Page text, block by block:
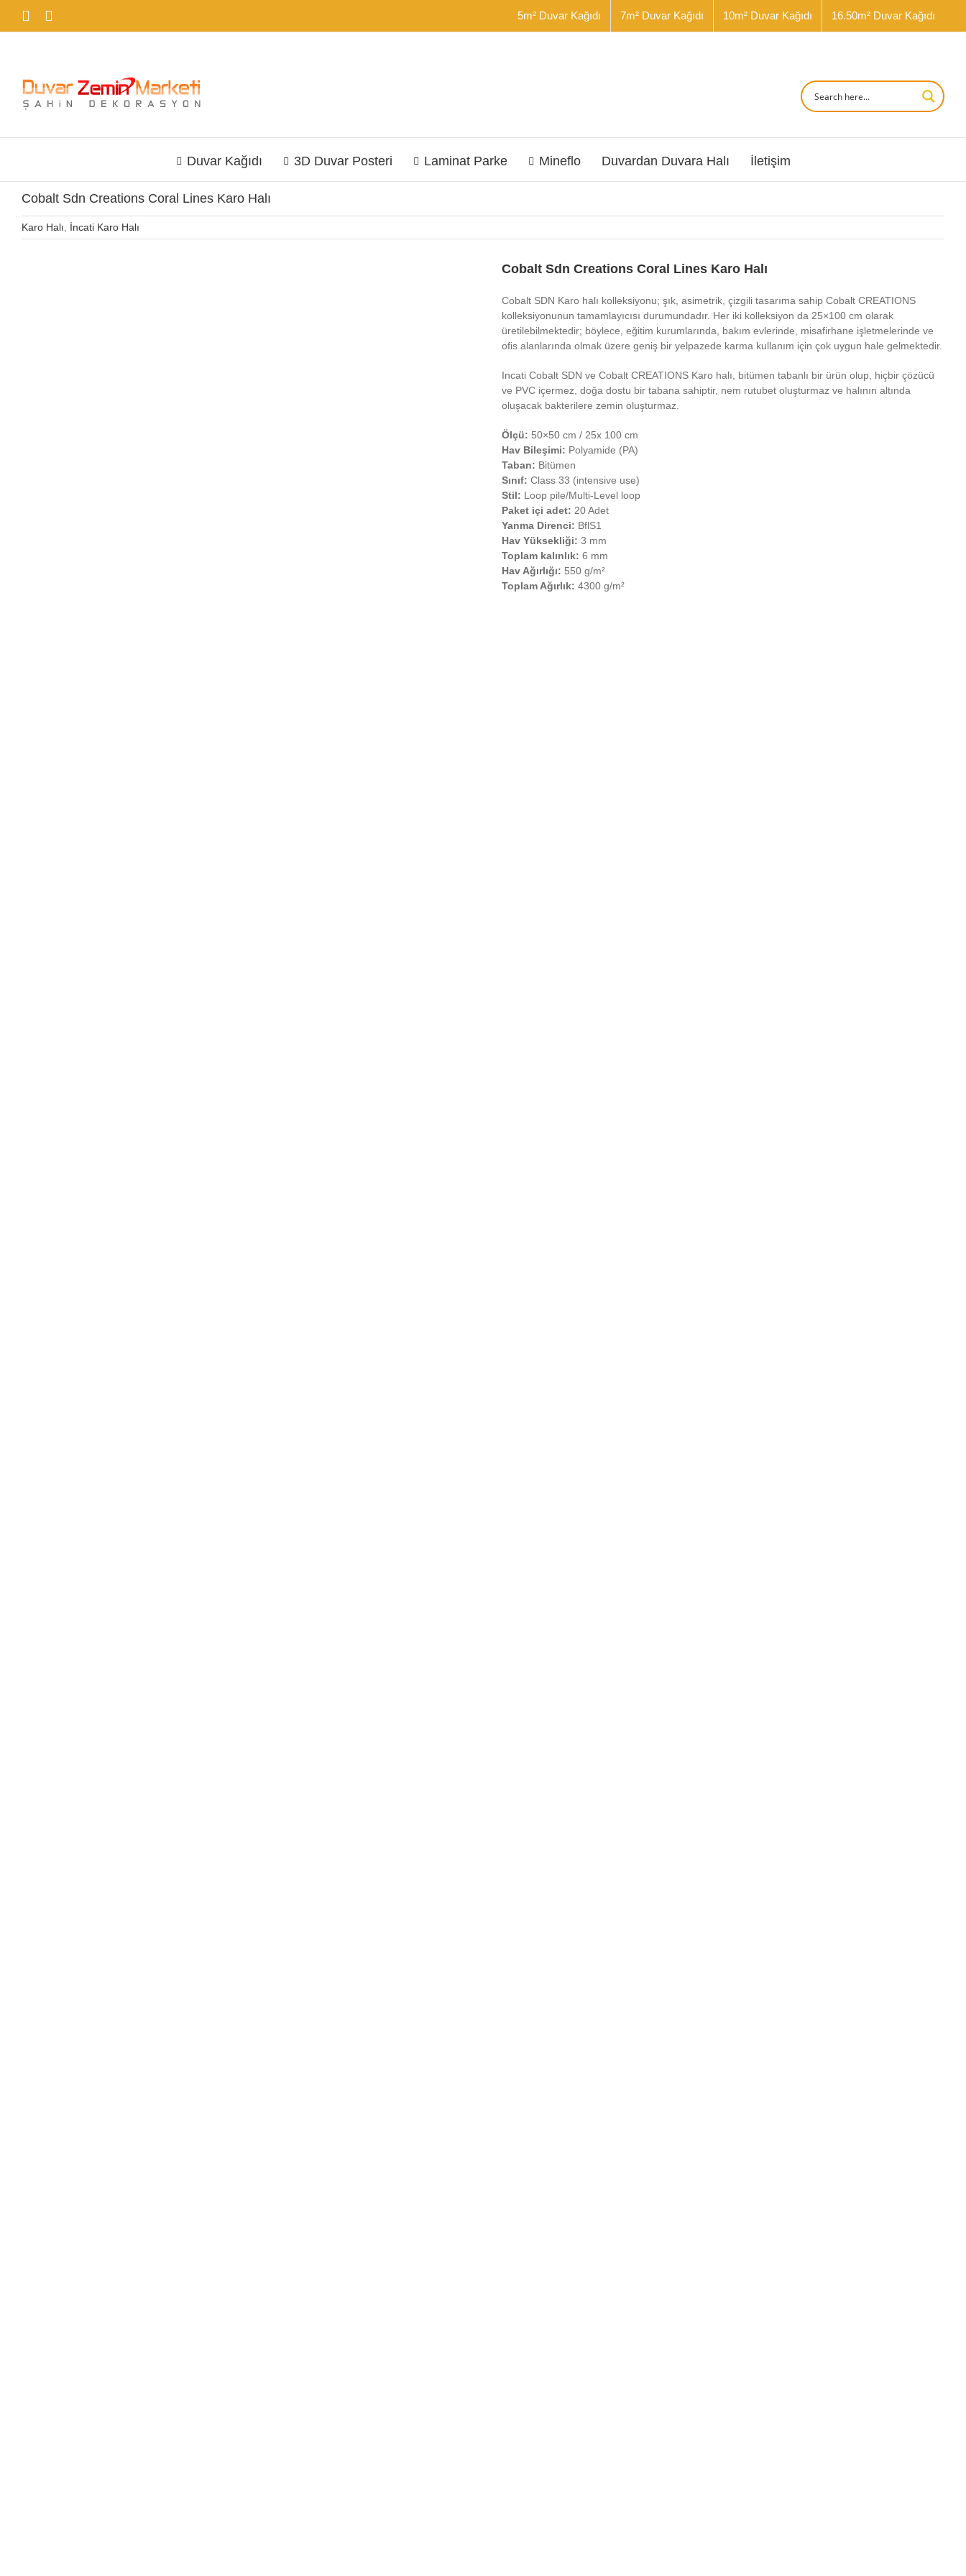
Facebook 5m² Duvar Kağıdı 7m² Duvar Kağıdı 10m² Duvar Kağıdı 16.50m² Duvar Kağıdı
Duvar Kağıdı 3D Duvar Posteri Laminat Parke Mineflo Duvardan Duvara Halı İletişim
Cobalt Sdn Creations Coral Lines Karo Halı
Karo Halı İncati Karo Halı
Cobalt Sdn Creations Coral Lines Karo Halı
Cobalt SDN Karo halı kolleksiyonu; şık, asimetrik, çizgili tasarıma sahip Cobalt CREATIONS
kolleksiyonunun tamamlayıcısı durumundadır. Her iki kolleksiyon da 25×100 cm olarak
üretilebilmektedir; böylece, eğitim kurumlarında, bakım evlerinde, misafirhane işletmelerinde ve
ofis alanlarında olmak üzere geniş bir yelpazede karma kullanım için çok uygun hale gelmektedir.
Incati Cobalt SDN ve Cobalt CREATIONS Karo halı, bitümen tabanlı bir ürün olup, hiçbir çözücü
ve PVC içermez, doğa dostu bir tabana sahiptir, nem rutubet oluşturmaz ve halının altında
oluşacak bakterilere zemin oluşturmaz.
Ölçü: 50×50 cm / 25x 100 cm
Hav Bileşimi: Polyamide (PA)
Taban: Bitümen
Sınıf: Class 33 (intensive use)
Stil: Loop pile/Multi-Level loop
Paket içi adet: 20 Adet
Yanma Direnci: BflS1
Hav Yüksekliği: 3 mm
Toplam kalınlık: 6 mm
Hav Ağırlığı: 550 g/m²
Toplam Ağırlık: 4300 g/m²